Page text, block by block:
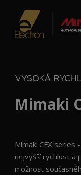
VYSOKÁ
Mimaki
Mimaki CFX series
nejvyšší rychlost a
možnost